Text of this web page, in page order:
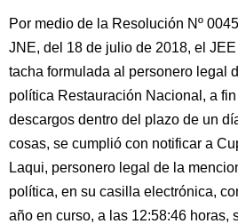
Por medio de la Resolución Nº
JNE, del 18 de julio de 2018, el
tacha formulada al personero legal
política Restauración Nacional, a
descargos dentro del plazo de un
cosas, se cumplió con notificar a
Laqui, personero legal de la
política, en su casilla electrónica,
año en curso, a las 12:58:46 horas,